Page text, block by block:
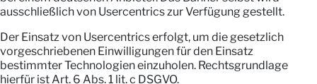
ausschließlich von Usercentrics zur Verfügung gestellt.
Der Einsatz von Usercentrics erfolgt, um die gesetzlich
vorgeschriebenen Einwilligungen für den Einsatz
bestimmter Technologien einzuholen. Rechtsgrundlage
hierfür ist Art. 6 Abs. 1 lit. c DSGVO.